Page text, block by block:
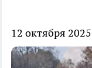
12 октября 2025